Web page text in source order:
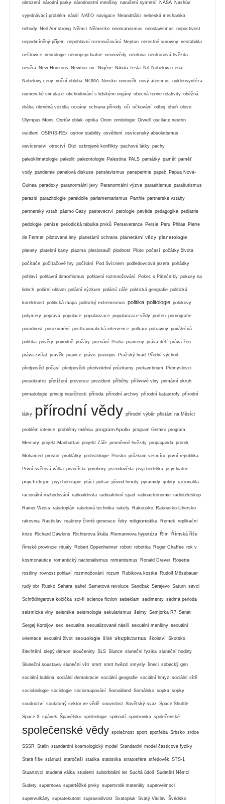
obrození národní parky národnostní menšiny narušení symetrií NASA Nashův
vyjednávací problém násilí NATO navigace Neandrtálci nebeská mechanika
nehody Neil Armstrong Němci Německo neomarxismus neoslavismus nepoctivost
nepodmíněný příjem nepohlavní rozmnožování Neptun nerostné suroviny nestabilita
neštovice neurologie neuropsychiatrie neurovědy neutrina neutronová hvězda
nevěra New Horizons Newton nic Nigérie Nikola Tesla Nil Nobelova cena
Nobelovy ceny noční obloha NOMA Norsko novověk nový ateismus nukleosyntéza
numerické simulace obchodování s lidskými orgány obecná teorie relativity oběžná
dráha obrněná vozidla oceány ochrana přírody oči očkování odboj oheň olovo
Olympus Mons Oortův oblak optika Orion ornitologie Orwell oscilace neutrin
osídlení OSIRIS-REx ostrov stability osvětlení osvícenský absolutismus
osvícenství otroctví Ötzi ozbrojené konflikty pachové látky pachy
paleoklimatologie paleolit paleontologie Palestina PALS památky paměť paměť
vody pandemie panelová diskuse panslavismus panspermie papež Papua Nová-
Guinea paradoxy paranormální jevy Paranormální výzva parasitismus parašutismus
paraziti parazitologie pareidolie parlamentarismus Parthie partnerské vztahy
partnerský vztah pásmo Gazy pastevectví patologie pavěda pedagogika pediatrie
pedologie peníze periodická tabulka prvků Perseverance Persie Peru Philae Pierre
de Fermat pilotované lety planetární ochrana planetární vědy planetologie
planety platební karty plazma plesiosauři plodnost Pluto počasí počátky života
počítače počítačové hry počítání Pod Svícnem podledovcová jezera pohádky
pohlaví pohlavní dimorfismus pohlavní rozmnožování Pokec s Pátečníky pokusy na
lidech polární oblasti polární výzkum polární záře politická geografie politická
korektnost politická mapa politický extremismus politika politologie polokovy
polymery poprava populace popularizace popularizace vědy porfen pornografie
porodnost porozumění posttraumatická intervence potkani potraviny poválečná
politika pověry povodně požáry poznání Praha prameny práva dětí práva žen
práva zvířat pravěk pravice právo pravopis Pražský hrad Přední východ
předpověď počasí předpovědi předvolební průzkumy prekambrium Přemyslovci
presokratici přetížení prevence prezident příběhy přílivové vlny primární okruh
primatologie princip neurčitosti příroda přírodní archivy přírodní katastrofy přírodní
látky přírodní vědy přírodní výběr přistání na Měsíci
problém intence problémy milénia program Apollo program Gemini program
Mercury projekt Manhattan projekt Záře proměnné hvězdy propaganda prorok
Mohamed prostor protilátky protistologie Prusko průzkum vesmíru první republika
První světová válka prvočísla prvohory pseudověda psychedelika psychiatrie
psychologie psychoterapie ptáci pulsar původ hmoty pyramidy qubity racionalita
racionální rozhodování radioaktivita radioaktivní spad radioastronomie radioteleskop
Rainer Weiss raketoplán raketová technika rakety Rakousko Rakousko-Uhersko
rakovina Rastislav reaktory čtvrté generace řeky religionistika Remek replikační
krize Richard Dawkins Richterova škála Riemannova hypotéza Řím Římská říše
římské provincie rituály Robert Oppenheimer roboti robotika Roger Chaffee rok v
kosmonautice romantický nacionalismus romantismus Ronald Drever Rosetta
rostliny rovnost pohlaví rozmnožování rozum Rubikova kostka Rudolf Mössbauer
rudý obr Rusko Sahara sahel Sametová revoluce Sandžak Sarajevo Saturn savci
Schrödingerova kočička sci-fi science fiction sebeklam sedimenty sedmá perioda
seismické vlny seismika seismologie sekularismus šelmy Semjorka R7 Senát
Sergej Koroljov sex sexualita sexualizované násilí sexuální menšiny sexuální
orientace sexuální život sexuologie šíité skepticismus školství Skotsko
šlechtění slepý démon sloučeniny SLS Slunce sluneční fyzika sluneční hodiny
Sluneční soustava sluneční vítr smrt smrt hvězd smysly šneci sobecký gen
sociální bublina sociální demokracie sociální geografie sociální hmyz sociální sítě
sociobiologie sociologie sociomapování Somaliland Somálsko sopka sopky
soudnictví soukromý sektor ve vědě souvislost Sovětský svaz Space Shuttle
Space X spánek Španělsko speleologie spiknutí spintronika společenské
společenské vědy společnost sport spotřeba Srbsko srdce
SSSR Stalin standardní kosmologický model Standardní model částicové fyziky
Stará říše stárnutí staročeši statika statistika stratosféra středověk STS-1
Stuartovci studená válka studenti suborbitální let Suchá údolí Sudetští Němci
Sudety supernova supertěžké prvky supertvrdé materiály supervelmoci
supervulkány supratekutost supravodivost Svatopluk Svatý Václav Švédsko